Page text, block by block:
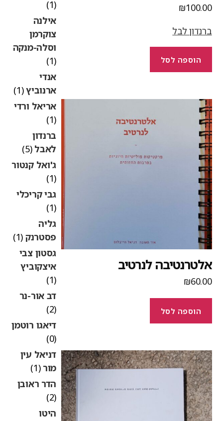
₪
לבל
הוספה לסל
לנרטיב
₪
הוספה לסל
אילנה
צוקרמן
וסלה-מנקה
אנדי
ארנוביץ(1)
אריאל ורדי
ברנדון
לאבל(5)
ג'ואל קנטור
גבי קריכלי
גליה
פסטרנק(1)
גסטון צבי
איצקוביץ
דב אור-נר
דיאגו רוטמן
דניאל עין
מור(1)
הדר ראובן
(2)
היטו